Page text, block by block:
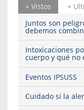
+ Vistos
+
Juntos son
debemos
Intoxicaciones
cuerpo y qué no
Eventos IPSUSS
Cuidado si la